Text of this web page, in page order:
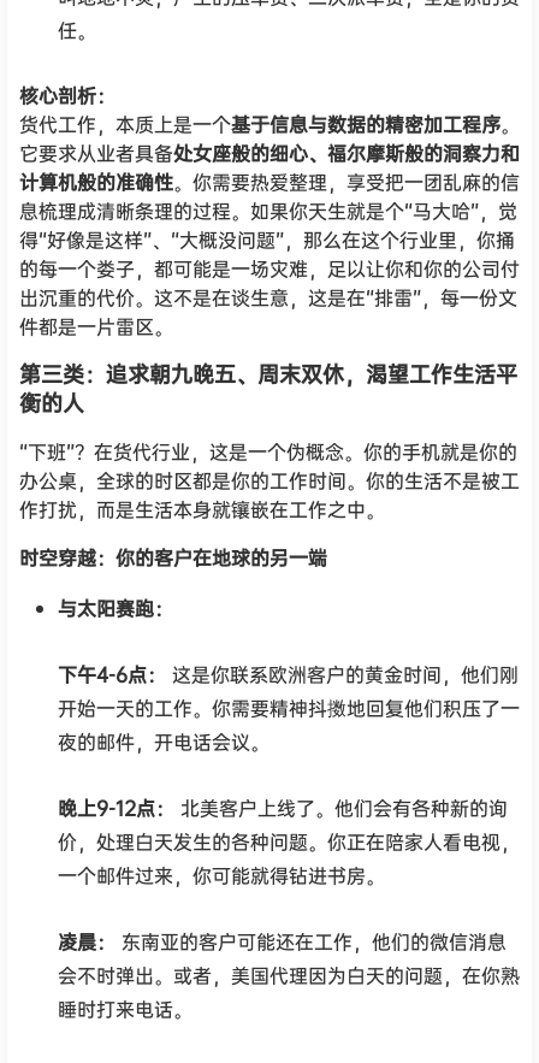
任。
核心剖析：
货代工作，本质上是一个基于信息与数据的精密加工程序。
它要求从业者具备处女座般的细心、福尔摩斯般的洞察力和
计算机般的准确性。你需要热爱整理，享受把一团乱麻的信
息梳理成清晰条理的过程。如果你天生就是个“马大哈”，觉
得“好像是这样”、“大概没问题”，那么在这个行业里，你捅
的每一个娄子，都可能是一场灾难，足以让你和你的公司付
出沉重的代价。这不是在谈生意，这是在“排雷”，每一份文
件都是一片雷区。
第三类：追求朝九晚五、周末双休，渴望工作生活平
衡的人
“下班”？在货代行业，这是一个伪概念。你的手机就是你的
办公桌，全球的时区都是你的工作时间。你的生活不是被工
作打扰，而是生活本身就镶嵌在工作之中。
时空穿越：你的客户在地球的另一端
与太阳赛跑：
下午4-6点：
这是你联系欧洲客户的黄金时间，他们刚
开始一天的工作。你需要精神抖擞地回复他们积压了一
夜的邮件，开电话会议。
晚上9-12点：
北美客户上线了。他们会有各种新的询
价，处理白天发生的各种问题。你正在陪家人看电视，
一个邮件过来，你可能就得钻进书房。
凌晨：
东南亚的客户可能还在工作，他们的微信消息
会不时弹出。或者，美国代理因为白天的问题，在你熟
睡时打来电话。